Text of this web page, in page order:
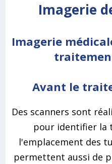
Imagerie
Imagerie
Avant le
Des scanners sont
pour identifier la
l'emplacement des
permettent aussi de